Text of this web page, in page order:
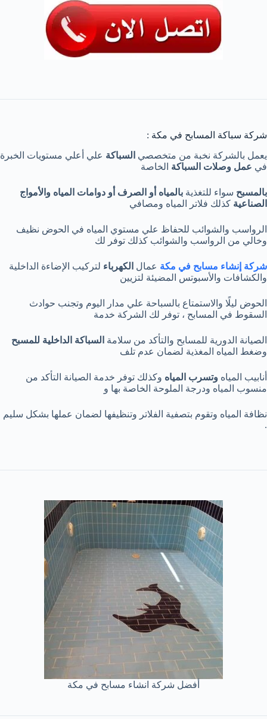
شركة سباكة المسابح في مكة :
يعمل بالشركة نخبة من متخصصي السباكة علي أعلي مستويات الخبرة
في عمل وصلات السباكة الخاصة
بالمسبح سواء للتغذية بالمياه أو الصرف أو دوامات المياه والأمواج
الصناعية كذلك فلاتر المياه ومصافي
الرواسب والشوائب للحفاظ علي مستوي المياه في الحوض نظيف
وخالي من الرواسب والشوائب كذلك توفر لك
شركة إنشاء مسابح في مكة عمال الكهرباء لتركيب الإضاءة الداخلية
والكشافات والأسبوتس المضيئة لتزيين
الحوض ليلًا والاستمتاع بالسباحة علي مدار اليوم وتجنب حوادث
السقوط في المسابح ، توفر لك الشركة خدمة
الصيانة الدورية للمسابح والتأكد من سلامة السباكة الداخلية للمسبح
وضغط المياه المغذية لضمان عدم تلف
أنابيب المياه وتسرب المياه وكذلك توفر خدمة الصيانة التأكد من
منسوب المياه ودرجة الملوحة الخاصة بها و
نظافة المياه وتقوم بتصفية الفلاتر وتنظيفها لضمان عملها بشكل سليم
.
أفضل شركة انشاء مسابح في مكة